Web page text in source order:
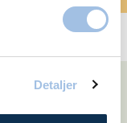
Detaljer